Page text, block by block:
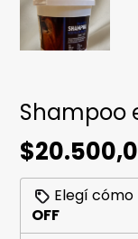
Shampoo
Elegí
OFF